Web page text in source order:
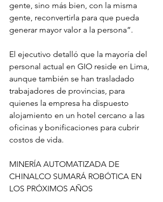
gente, sino más bien, con la misma
gente, reconvertirla para que pueda
generar mayor valor a la persona”.
El ejecutivo detalló que la mayoría del
personal actual en GIO reside en Lima,
aunque también se han trasladado
trabajadores de provincias, para
quienes la empresa ha dispuesto
alojamiento en un hotel cercano a las
oficinas y bonificaciones para cubrir
costos de vida.
MINERÍA AUTOMATIZADA DE
CHINALCO SUMARÁ ROBÓTICA EN
LOS PRÓXIMOS AÑOS